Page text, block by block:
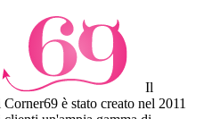
Il
è stato creato nel 2011